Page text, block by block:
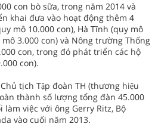
con bò sữa, trong năm 2014 và
khai đưa vào hoạt động thêm 4
mô 10.000 con), Hà Tĩnh (quy mô
3.000 con) và Nông trường Thống
con, trong đó phát triển các hộ
con).
tịch Tập đoàn TH (thương hiệu
thành số lượng tổng đàn 45.000
việc với ông Gerry Ritz, Bộ
vào cuối năm 2013.